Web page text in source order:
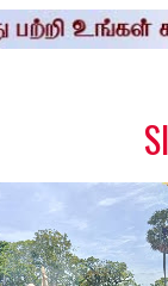
t
e
r
r
e